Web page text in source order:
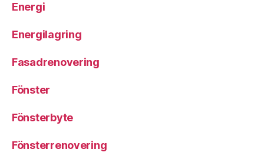
Energi
Energilagring
Fasadrenovering
Fönster
Fönsterbyte
Fönsterrenovering